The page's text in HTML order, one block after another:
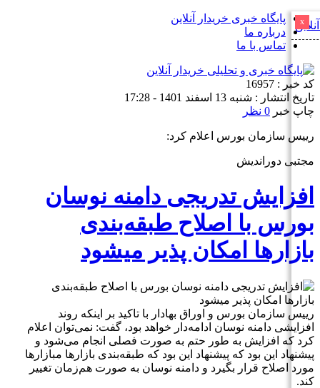
پایگاه خبری خریدار آنلاین
درباره ما
تماس با ما
x
کد خبر : 16957
تاریخ انتشار : شنبه 13 اسفند 1401 - 17:28
چاپ خبر 0 نظر
رییس سازمان بورس اعلام کرد:
مجتبی دوراندیش
افزایش تدریجی دامنه نوسان
بورس با اصلاح طبقه‌بندی
بازارها امکان پذیر میشود
رییس سازمان بورس و اوراق بهادار با تاکید بر اینکه روند
افزایشی دامنه نوسان ادامه‌دار خواهد بود، گفت: نمی‌توان اعلام
کرد که افزایش به طور حتم به صورت فصلی انجام می‌شود و
پیشنهاد این بود که پیشنهاد این بود که طبقه‌بندی بازارها مبازارها
مورد اصلاح قرار بگیرد و دامنه نوسان به صورت هم‌زمان تغییر
کند.